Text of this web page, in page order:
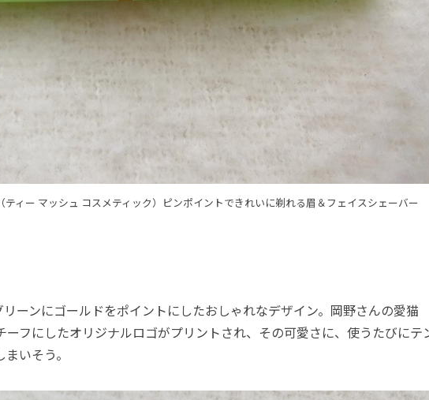
ティー マッシュ コスメティック）ピンポイントできれいに剃れる眉＆フェイスシェーバー
ーンにゴールドをポイントにしたおしゃれなデザイン。岡野さんの愛猫
ーフにしたオリジナルロゴがプリントされ、その可愛さに、使うたびにテ
いそう。